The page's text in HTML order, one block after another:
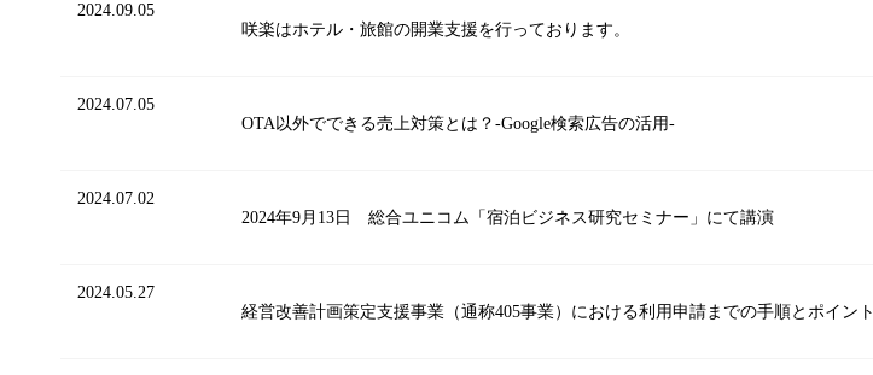
2024.09.05
咲楽はホテル・旅館の開業支援を行っております。
2024.07.05
OTA以外でできる売上対策とは？-Google検索広告の活用-
2024.07.02
2024年9月13日 総合ユニコム「宿泊ビジネス研究セミナー」にて講演
2024.05.27
経営改善計画策定支援事業（通称405事業）における利用申請までの手順とポイント